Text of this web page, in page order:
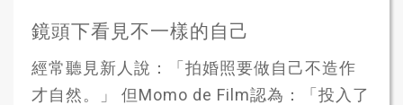
鏡頭下看見不一樣的自己
經常聽見新人說：「拍婚照要做自己不造作
才自然。」 但Momo de Film認為：「投入了